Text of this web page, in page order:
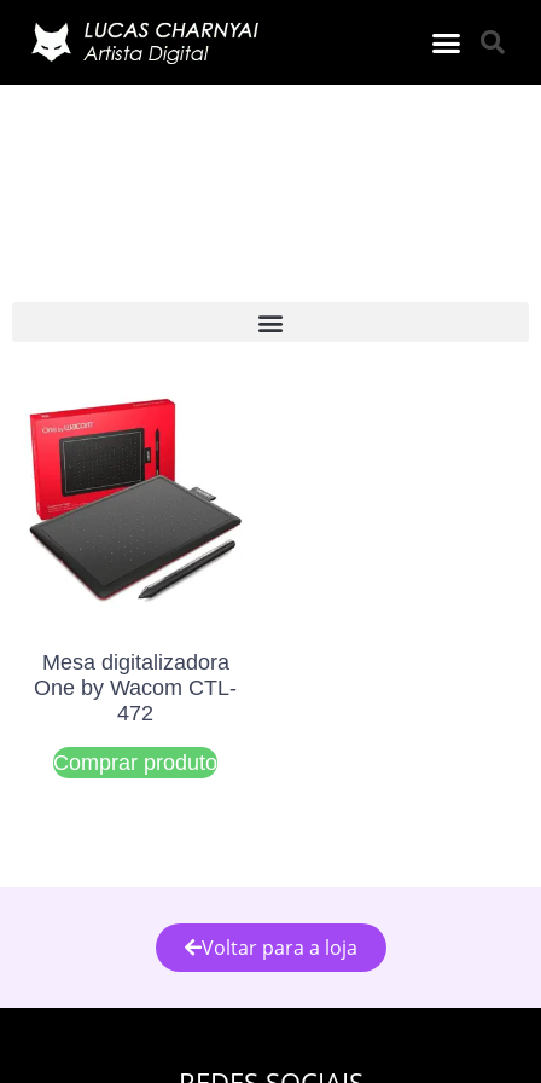
Mesa digitalizadora
One by Wacom CTL-
472
Comprar produto
Voltar para a loja